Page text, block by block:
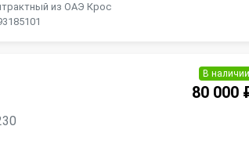
из ОАЭ Крос
В наличии
80 000